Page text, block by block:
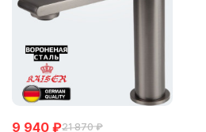
9 940 ₽21 870 ₽